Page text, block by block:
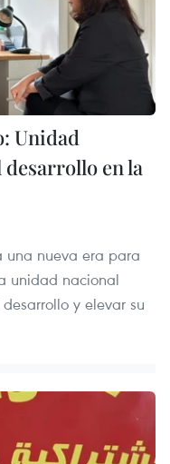
Unidad
en la
una nueva era para
unidad nacional
y elevar su